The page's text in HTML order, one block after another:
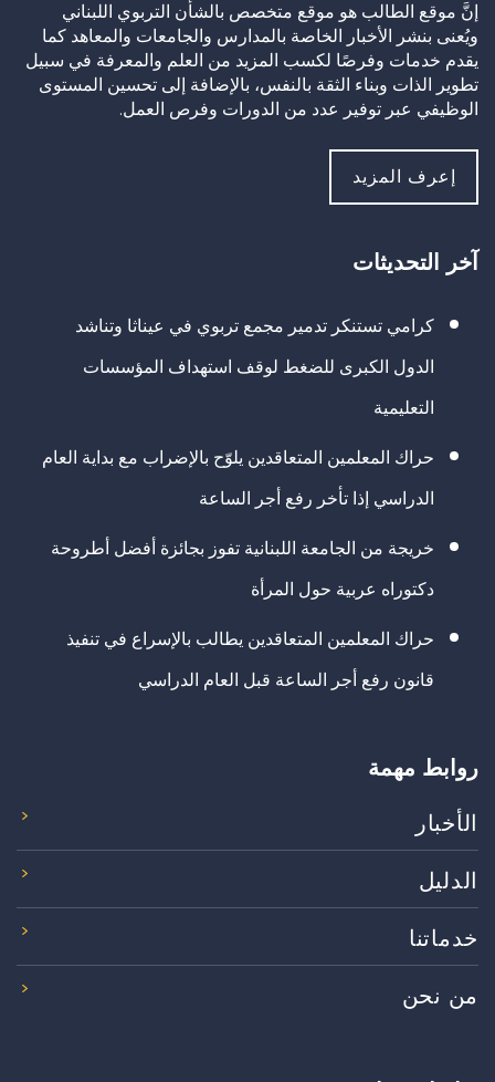
إنَّ موقع الطالب هو موقع متخصص بالشأن التربوي اللبناني
ويُعنى بنشر الأخبار الخاصة بالمدارس والجامعات والمعاهد كما
يقدم خدمات وفرصًا لكسب المزيد من العلم والمعرفة في سبيل
تطوير الذات وبناء الثقة بالنفس، بالإضافة إلى تحسين المستوى
الوظيفي عبر توفير عدد من الدورات وفرص العمل.
إعرف المزيد
آخر التحديثات
كرامي تستنكر تدمير مجمع تربوي في عيناثا وتناشد
الدول الكبرى للضغط لوقف استهداف المؤسسات
التعليمية
حراك المعلمين المتعاقدين يلوّح بالإضراب مع بداية العام
الدراسي إذا تأخر رفع أجر الساعة
خريجة من الجامعة اللبنانية تفوز بجائزة أفضل أطروحة
دكتوراه عربية حول المرأة
حراك المعلمين المتعاقدين يطالب بالإسراع في تنفيذ
قانون رفع أجر الساعة قبل العام الدراسي
روابط مهمة
الأخبار
الدليل
خدماتنا
من نحن